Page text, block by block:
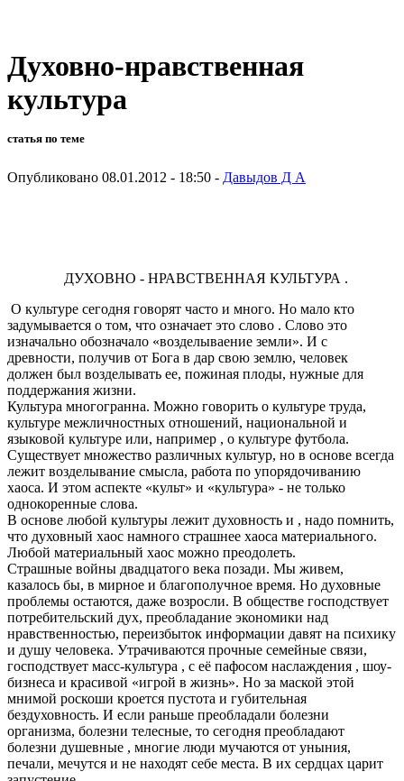
Духовно-нравственная
культура
статья по теме
Опубликовано 08.01.2012 - 18:50 - Давыдов Д А
ДУХОВНО - НРАВСТВЕННАЯ КУЛЬТУРА .
О культуре сегодня говорят часто и много. Но мало кто
задумывается о том, что означает это слово . Слово это
изначально обозначало «возделываение земли». И с
древности, получив от Бога в дар свою землю, человек
должен был возделывать ее, пожиная плоды, нужные для
поддержания жизни.
Культура многогранна. Можно говорить о культуре труда,
культуре межличностных отношений, национальной и
языковой культуре или, например , о культуре футбола.
Существует множество различных культур, но в основе всегда
лежит возделывание смысла, работа по упорядочиванию
хаоса. И этом аспекте «культ» и «культура» - не только
однокоренные слова.
В основе любой культуры лежит духовность и , надо помнить,
что духовный хаос намного страшнее хаоса материального.
Любой материальный хаос можно преодолеть.
Страшные войны двадцатого века позади. Мы живем,
казалось бы, в мирное и благополучное время. Но духовные
проблемы остаются, даже возросли. В обществе господствует
потребительский дух, преобладание экономики над
нравственностью, переизбыток информации давят на психику
и душу человека. Утрачиваются прочные семейные связи,
господствует масс-культура , с её пафосом наслаждения , шоу-
бизнеса и красивой «игрой в жизнь». Но за маской этой
мнимой роскоши кроется пустота и губительная
бездуховность. И если раньше преобладали болезни
организма, болезни телесные, то сегодня преобладают
болезни душевные , многие люди мучаются от уныния,
печали, мечутся и не находят себе места. В их сердцах царит